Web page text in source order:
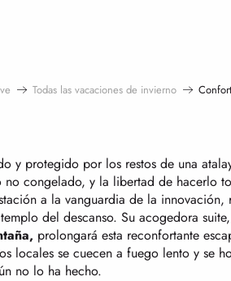
Todas las vacaciones de invierno
y protegido por los restos de una
no congelado, y la libertad de hacerlo
a la vanguardia de la innovación,
del descanso. Su acogedora
prolongará esta reconfortante
locales se cuecen a fuego lento y se
no lo ha hecho.